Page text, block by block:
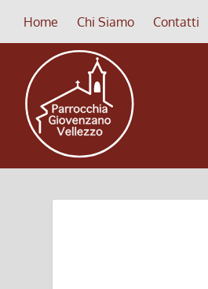
Home Chi Siamo Contatti